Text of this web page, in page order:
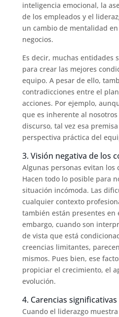
inteligencia emocional, la
de los empleados y el
un cambio de mentalidad
negocios.
Es decir, muchas entidades
para crear las mejores
equipo. A pesar de ello,
contradicciones entre el
acciones. Por ejemplo,
que es inherente al
discurso, tal vez esa
perspectiva práctica del
3. Visión negativa de los
Algunas personas evitan los
Hacen todo lo posible para
situación incómoda. Las
cualquier contexto
también están presentes en
embargo, cuando son
de vista que está
creencias limitantes,
mismos. Pues bien, ese
propiciar el crecimiento, el
evolución.
4. Carencias
Cuando el liderazgo